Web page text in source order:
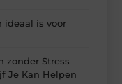
ideaal is voor
zonder Stress
Je Kan Helpen